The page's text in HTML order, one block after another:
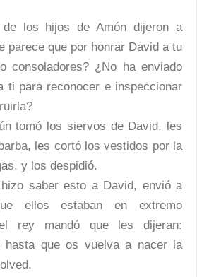
los hijos de Amón dijeron a
parece que por honrar David a tu
consoladores? ¿No ha enviado
ti para reconocer e inspeccionar
tomó los siervos de David, les
les cortó los vestidos por la
y los despidió.
saber esto a David, envió a
ellos estaban en extremo
rey mandó que les dijeran:
hasta que os vuelva a nacer la